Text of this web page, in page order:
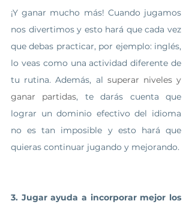
¡Y ganar mucho más! Cuando jugamos
nos divertimos y esto hará que cada vez
que debas practicar, por ejemplo: inglés,
lo veas como una actividad diferente de
tu rutina. Además, al superar niveles y
ganar partidas, te darás cuenta que
lograr un dominio efectivo del idioma
no es tan imposible y esto hará que
quieras continuar jugando y mejorando.
3. Jugar ayuda a incorporar mejor los